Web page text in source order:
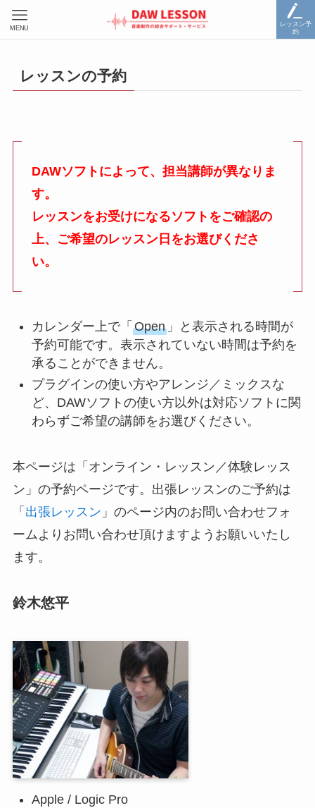
レッスン予
約
MENU
レッスンの予約
DAWソフトによって、担当講師が異なりま
す。
レッスンをお受けになるソフトをご確認の
上、ご希望のレッスン日をお選びくださ
い。
カレンダー上で「 Open」と表示される時間が
予約可能です。表示されていない時間は予約を
承ることができません。
プラグインの使い方やアレンジ／ミックスな
ど、DAWソフトの使い方以外は対応ソフトに関
わらずご希望の講師をお選びください。
本ページは「オンライン・レッスン／体験レッス
ン」の予約ページです。出張レッスンのご予約は
「 出張レッスン 」のページ内のお問い合わせフォ
ームよりお問い合わせ頂けますようお願いいたし
ます。
鈴木悠平
Apple / Logic Pro